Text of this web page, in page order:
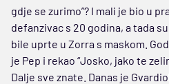
gdje se zurimo”? I mali je bio u
defanzivac s 20 godina, a tada
bile uprte u Zorra s maskom.
je Pep i rekao “Josko, jako te
Dalje sve znate. Danas je